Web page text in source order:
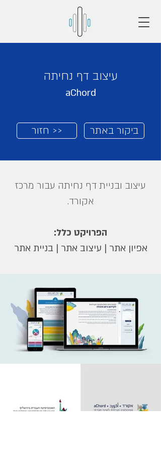
עיצוב דף נחיתה
aChord
חזור >> ביקור באתר
עיצוב ובניית דף נחיתה עבור מרכז
אקורד.
הפרויקט כלל:
אפיון אתר | עיצוב אתר | בניית אתר